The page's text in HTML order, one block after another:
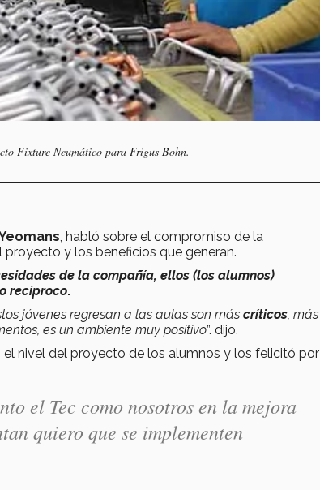
Fixture Neumático para Frigus Bohn.
, habló sobre el compromiso de la
y los beneficios que generan.
de la compañía, ellos (los alumnos)
recíproco.
jóvenes regresan a las aulas son más críticos , más
es un ambiente muy positivo”. dijo.
el nivel del proyecto de los alumnos y los felicitó por
el Tec como nosotros en la mejora
quiero que se implementen